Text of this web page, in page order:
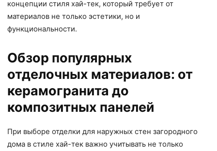
концепции стиля хай-тек, который требует от
материалов не только эстетики, но и
функциональности.
Обзор популярных
отделочных материалов: от
керамогранита до
композитных панелей
При выборе отделки для наружных стен загородного
дома в стиле хай-тек важно учитывать не только